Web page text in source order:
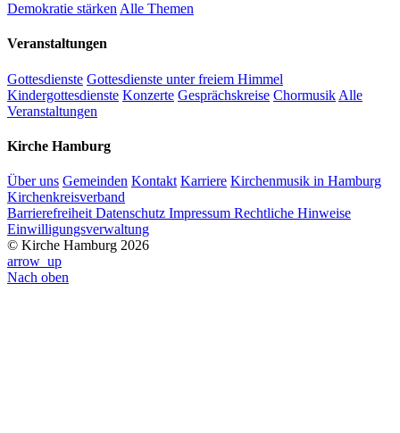
Demokratie stärken Alle Themen
Veranstaltungen
Gottesdienste Gottesdienste unter freiem Himmel
Kindergottesdienste Konzerte Gesprächskreise Chormusik Alle
Veranstaltungen
Kirche Hamburg
Über uns Gemeinden Kontakt Karriere Kirchenmusik in Hamburg
Kirchenkreisverband
Barrierefreiheit Datenschutz Impressum Rechtliche Hinweise
Einwilligungsverwaltung
© Kirche Hamburg 2026
arrow_up
Nach oben